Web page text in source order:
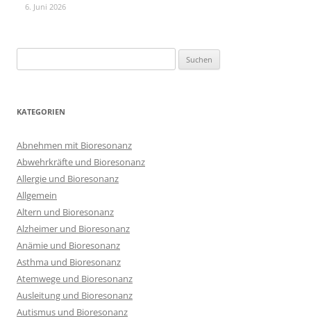
6. Juni 2026
nach:
KATEGORIEN
Abnehmen mit Bioresonanz
Abwehrkräfte und Bioresonanz
Allergie und Bioresonanz
Allgemein
Altern und Bioresonanz
Alzheimer und Bioresonanz
Anämie und Bioresonanz
Asthma und Bioresonanz
Atemwege und Bioresonanz
Ausleitung und Bioresonanz
Autismus und Bioresonanz